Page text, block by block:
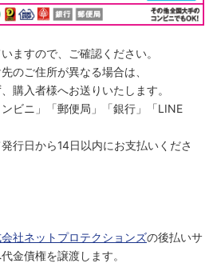
ますので、ご確認ください。
のご住所が異なる場合は、
購入者様へお送りいたします。
ビニ」「郵便局」「銀行」「LINE
行日から14日以内にお支払いくださ
社ネットプロテクションズの後払いサ
金債権を譲渡します。